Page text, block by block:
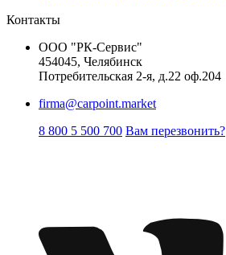
Контакты
ООО "РК-Сервис"
454045, Челябинск
Потребительская 2-я, д.22 оф.204
firma@carpoint.market
8 800 5 500 700 Вам перезвонить?